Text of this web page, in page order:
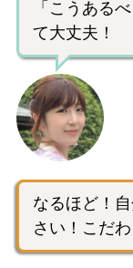
「こうある
て大丈夫！
なるほど！
さい！こだ